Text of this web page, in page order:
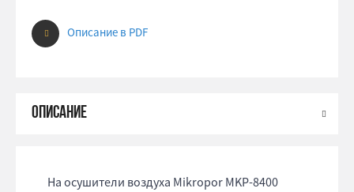
Описание в PDF
На осушители воздуха Mikropor MKP-8400